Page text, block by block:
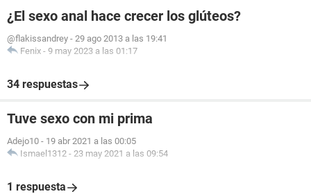
¿El sexo anal hace crecer los glúteos?
@flakissandrey - 29 ago 2013 a las 19:41
Fenix - 9 may 2023 a las 01:17
34 respuestas
Tuve sexo con mi prima
Adejo10 - 19 abr 2021 a las 00:05
Ismael1312 - 23 may 2021 a las 09:54
1 respuesta